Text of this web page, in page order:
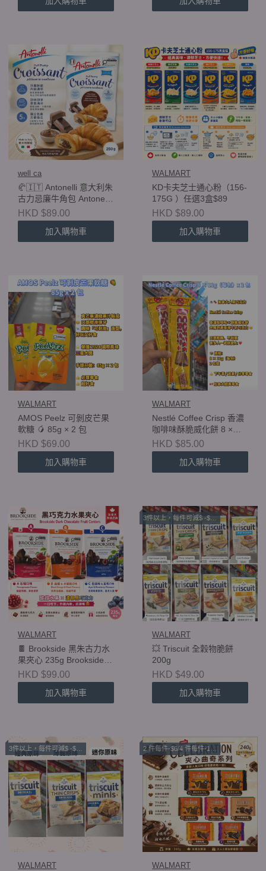
🥗 GOLD SEAL 野生即食
三文魚沙律 160g GOLD
選 2 盒 $102
well ca
🥐🇮🇹 Antonelli 意大利朱
古力忌廉牛角包 Antonelli
Puff Pastry Croissant
Chocolaty Cream Filling
HKD $89.00
加入購物車
WALMART
KD卡夫芝士通心粉（156-
175G ）任選3盒$89
HKD $89.00
加入購物車
WALMART
AMOS Peelz 可剝皮芒果
軟糖 🥭 85g × 2 包
HKD $69.00
加入購物車
WALMART
Nestlé Coffee Crisp 香濃
咖啡味酥脆威化餅 8 ×
11g（每包）x 2 包
HKD $85.00
加入購物車
WALMART
🍫 Brookside 黑朱古力水
果夾心 235g Brookside
Dark Chocolate Fruit
Centers 235g
HKD $99.00
加入購物車
3件以上，每件可減$ -$4 (Walmart ）
WALMART
💥 Triscuit 全穀物脆餅
200g
HKD $49.00
加入購物車
3件以上，每件可減$ -$4 (Walmart ）
WALMART
2 件每件-$6/4 件每件-16【🍫 Leclerc Celebration 夾心曲奇系列 🍪】
WALMART